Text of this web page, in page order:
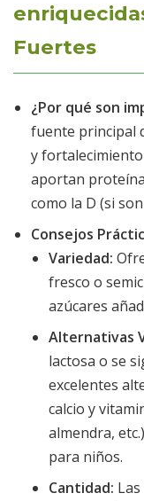
Fuertes
¿Por qué son
fuente principal
y
aportan
como la D (si
Consejos
Variedad:
fresco o
azúcares
Alternativas
lactosa o se
excelentes
calcio y
almendra,
para niños.
Cantidad: